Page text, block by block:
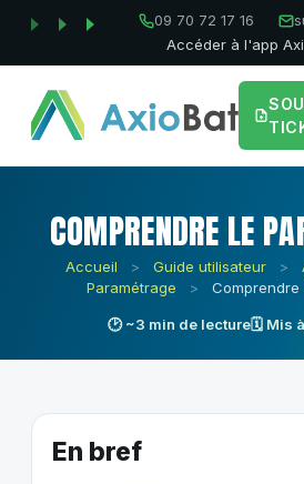
09 70 72 17 16
Accéder à l'app
COMPRENDRE LE
Accueil > Guide utilisateur >
Paramétrage
> Comprendre
🕑 ~3 min de lecture🗓 Mis
En bref